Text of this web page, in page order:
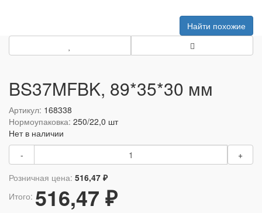
Найти похожие
BS37MFBK, 89*35*30 мм
Артикул: 168338
Нормоупаковка: 250/22,0 шт
Нет в наличии
-
+
Розничная цена: 516,47 ₽
Итого: 516,47 ₽